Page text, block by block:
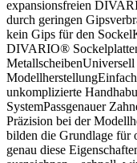
expansionsfreien
durch geringen
kein Gips für den
DIVARIO®
unkomplizierte
SystemPassgenauer
Präzision bei der
bilden die Grundlage für
genau diese